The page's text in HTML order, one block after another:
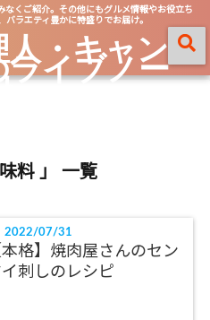
なくご紹介。その他にもグルメ情報やお役立ち
ラエティ豊かに特盛りでお届け。
・キャン
イブノー
料 」 一覧
2022/07/31
本格】焼肉屋さんのセン
刺しのレシピ